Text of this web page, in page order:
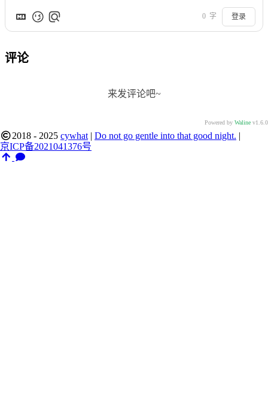
0 字 登录
评论
来发评论吧~
Powered by Waline v1.6.0
2018 - 2025 cywhat | Do not go gentle into that good night. |
京ICP备2021041376号